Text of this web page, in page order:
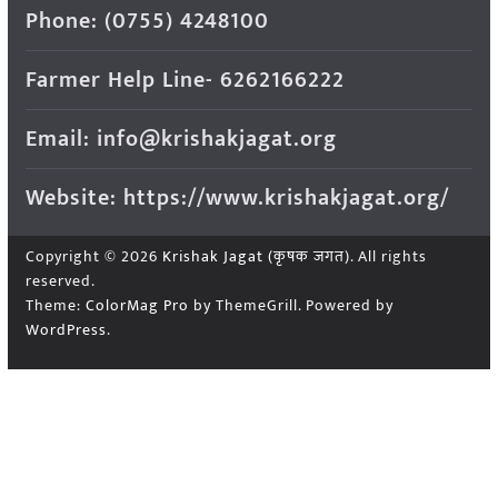
Phone: (0755) 4248100
Farmer Help Line- 6262166222
Email: info@krishakjagat.org
Website: https://www.krishakjagat.org/
Copyright © 2026 Krishak Jagat (कृषक जगत). All rights
reserved.
Theme: ColorMag Pro by ThemeGrill. Powered by
WordPress.